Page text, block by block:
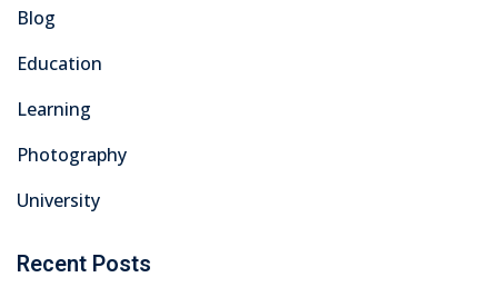
Blog
Education
Learning
Photography
University
Recent Posts